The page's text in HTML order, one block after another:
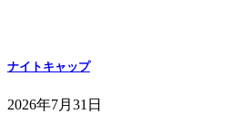
ナイトキャップ
2026年7月31日